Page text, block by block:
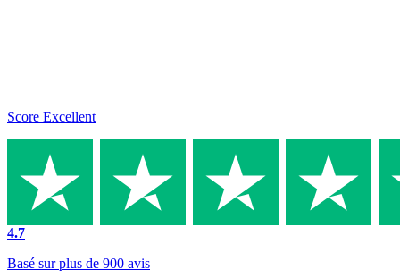
Score Excellent
4.7
Basé sur plus de 900 avis